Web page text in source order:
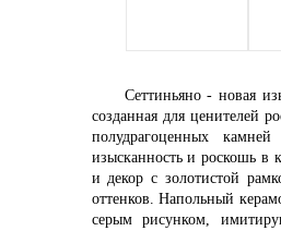
Сеттиньяно - новая
созданная для ценителей
полудрагоценных
изысканность и роскошь
и декор с золотистой
оттенков. Напольный
серым рисунком,